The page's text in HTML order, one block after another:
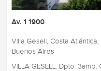
Av. 1 1900
Villa Gesell, Costa Atlántica,
Buenos Aires
VILLA GESELL: Dpto.